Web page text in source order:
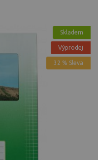
Skladem
Výprodej
32 % Sleva